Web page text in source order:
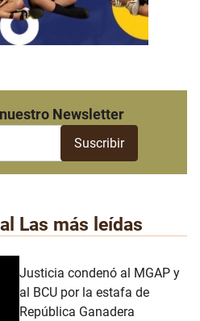
Newsletter
Las más leídas
Justicia condenó al MGAP y
al BCU por la estafa de
República Ganadera